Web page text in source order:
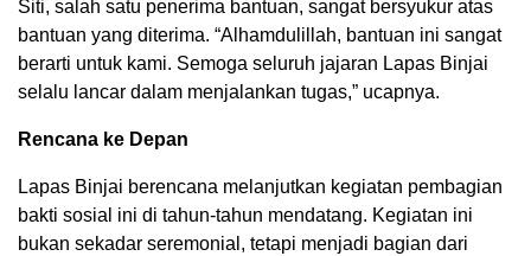
Siti, salah satu penerima bantuan, sangat bersyukur atas
bantuan yang diterima. “Alhamdulillah, bantuan ini sangat
berarti untuk kami. Semoga seluruh jajaran Lapas Binjai
selalu lancar dalam menjalankan tugas,” ucapnya.
Rencana ke Depan
Lapas Binjai berencana melanjutkan kegiatan pembagian
bakti sosial ini di tahun-tahun mendatang. Kegiatan ini
bukan sekadar seremonial, tetapi menjadi bagian dari